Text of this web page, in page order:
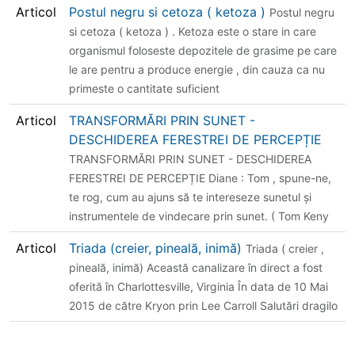
Articol Postul negru si cetoza ( ketoza ) Postul negru
si cetoza ( ketoza ) . Ketoza este o stare in care
organismul foloseste depozitele de grasime pe care
le are pentru a produce energie , din cauza ca nu
primeste o cantitate suficient
Articol
TRANSFORMĂRI PRIN SUNET -
DESCHIDEREA FERESTREI DE PERCEPȚIE
TRANSFORMĂRI PRIN SUNET - DESCHIDEREA
FERESTREI DE PERCEPȚIE Diane : Tom , spune-ne,
te rog, cum au ajuns să te intereseze sunetul și
instrumentele de vindecare prin sunet. ( Tom Keny
Articol Triada (creier, pineală, inimă) Triada ( creier ,
pineală, inimă) Această canalizare în direct a fost
oferită în Charlottesville, Virginia În data de 10 Mai
2015 de către Kryon prin Lee Carroll Salutări dragilo